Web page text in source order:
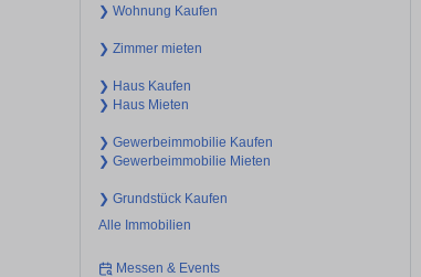
❯ Wohnung Kaufen
❯ Zimmer mieten
❯ Haus Kaufen
❯ Haus Mieten
❯ Gewerbeimmobilie Kaufen
❯ Gewerbeimmobilie Mieten
❯ Grundstück Kaufen
Alle Immobilien
Messen & Events